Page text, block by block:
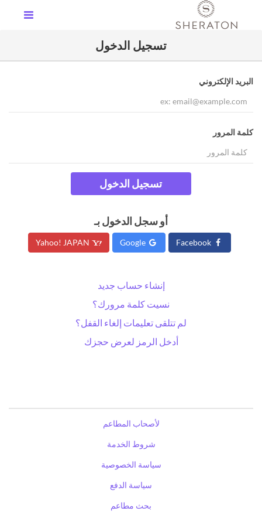
تسجيل الدخول
البريد الإلكتروني
كلمة المرور
تسجيل الدخول
أو سجل الدخول بـ
إنشاء حساب جديد
نسيت كلمة مرورك؟
لم تتلقى تعليمات إلغاء القفل؟
أدخل الرمز لعرض حجزك
لأصحاب المطاعم
شروط الخدمة
سياسة الخصوصية
سياسة الدفع
بحث مطاعم